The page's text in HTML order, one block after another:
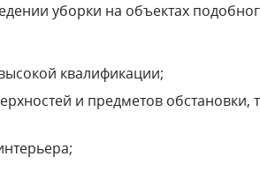
уборки на объектах
квалификации;
и предметов